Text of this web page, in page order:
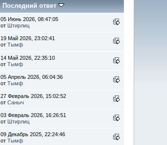
Последний ответ
05 Июнь 2026, 08:47:05
от Штирлиц
19 Май 2026, 23:02:41
отТымф
14 Май 2026, 22:35:10
отТымф
05 Апрель 2026, 06:04:36
отТымф
27 Февраль 2026, 15:02:52
отСаныч
03 Февраль 2026, 16:26:51
от Штирлиц
09 Декабрь 2025, 22:24:46
отТымф